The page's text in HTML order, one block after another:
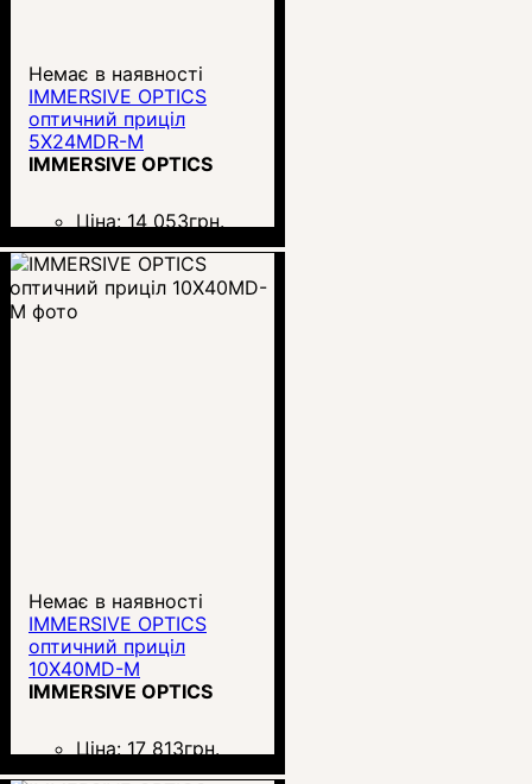
Немає в наявності
IMMERSIVE OPTICS
оптичний приціл
5X24MDR-M
IMMERSIVE OPTICS
Ціна: 14 053грн.
Немає в наявності
IMMERSIVE OPTICS
оптичний приціл
10X40MD-M
IMMERSIVE OPTICS
Ціна: 17 813грн.